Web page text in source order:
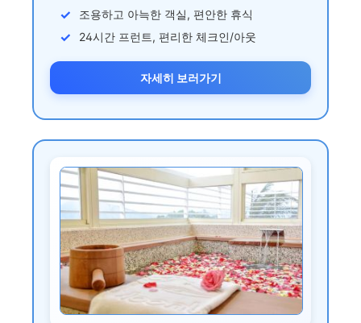
조용하고 아늑한 객실, 편안한 휴식
24시간 프런트, 편리한 체크인/아웃
자세히 보러가기